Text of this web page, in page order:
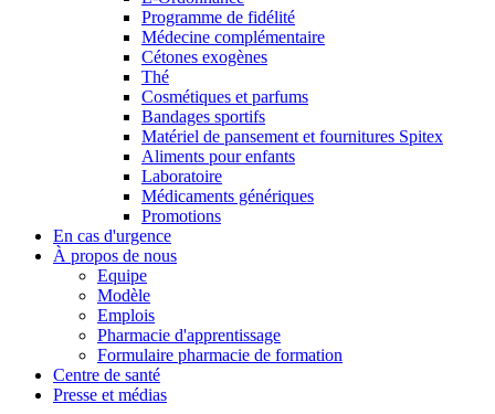
Programme de fidélité
Médecine complémentaire
Cétones exogènes
Thé
Cosmétiques et parfums
Bandages sportifs
Matériel de pansement et fournitures Spitex
Aliments pour enfants
Laboratoire
Médicaments génériques
Promotions
En cas d'urgence
À propos de nous
Equipe
Modèle
Emplois
Pharmacie d'apprentissage
Formulaire pharmacie de formation
Centre de santé
Presse et médias